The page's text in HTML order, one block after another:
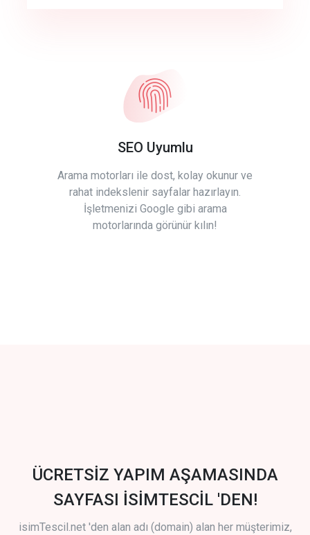
SEO Uyumlu
Arama motorları ile dost, kolay okunur ve
rahat indekslenir sayfalar hazırlayın.
İşletmenizi Google gibi arama
motorlarında görünür kılın!
ÜCRETSİZ YAPIM AŞAMASINDA
SAYFASI İSİMTESCİL 'DEN!
isimTescil.net 'den alan adı (domain) alan her müşterimiz,